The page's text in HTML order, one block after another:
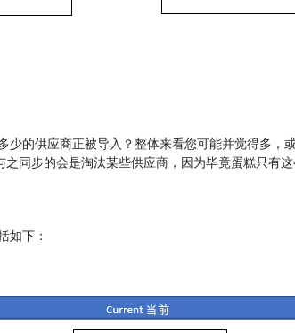
的供应商正被导入？整体来看您可能并觉得多，
同步的会是淘汰某些供应商，因为毕竟蛋糕只有
如下：